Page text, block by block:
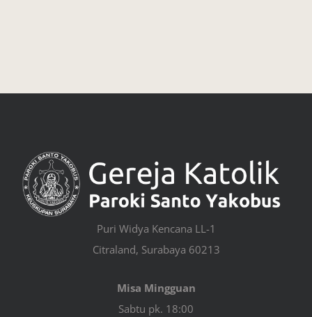
Puri Widya Kencana LL-1
Citraland, Surabaya 60213
Misa Mingguan
Sabtu pk. 18:00